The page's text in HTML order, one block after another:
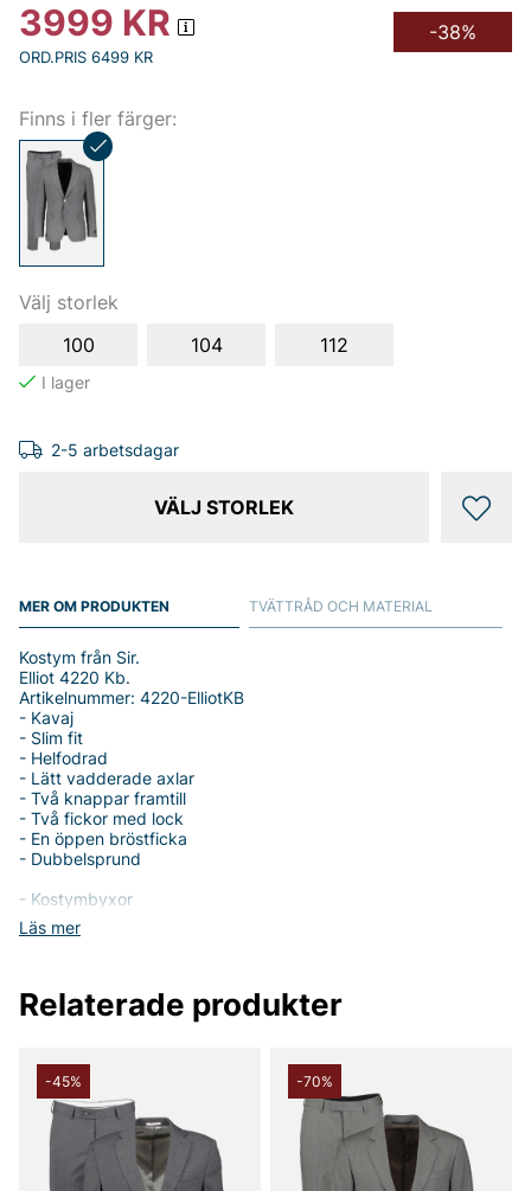
3999 KR
ORD.PRIS 6499 KR
-38%
Finns i fler färger:
Välj storlek
100
104 112
2-5 arbetsdagar
VÄLJ STORLEK
MER OM PRODUKTEN
Läs mer
Kostym från Sir.
Elliot 4220 Kb.
Artikelnummer: 4220-ElliotKB
- Kavaj
- Slim fit
- Helfodrad
- Lätt vadderade axlar
- Två knappar framtill
- Två fickor med lock
- En öppen bröstficka
- Dubbelsprund
- Kostymbyxor
- Normal midja
- Smala ben
- Knapp och zipgylf
butik i Vingåker.
www.vfo.se
TVÄTTRÅD OCH MATERIAL
Relaterade produkter
-45% -70%